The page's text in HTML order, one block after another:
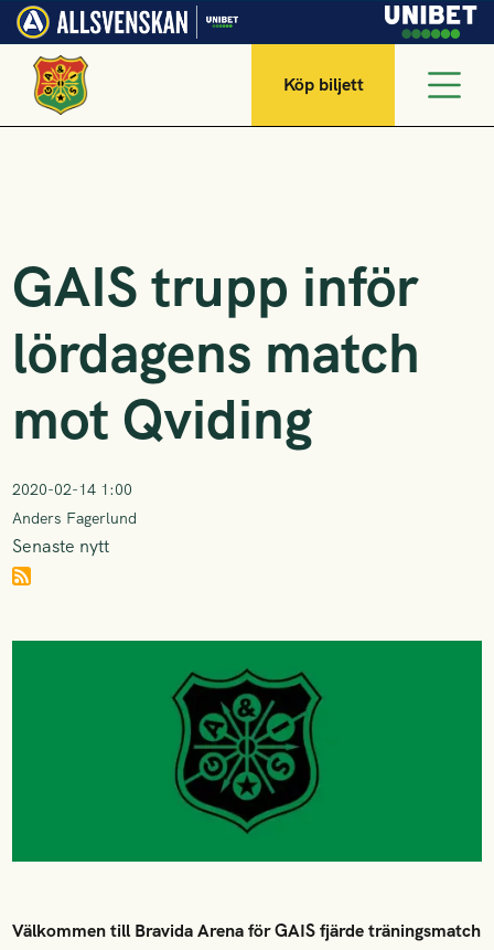
Köp biljett
GAIS trupp inför
lördagens match
mot Qviding
2020-02-14 1:00
Anders Fagerlund
Senaste nytt
Välkommen till Bravida Arena för GAIS fjärde träningsmatch